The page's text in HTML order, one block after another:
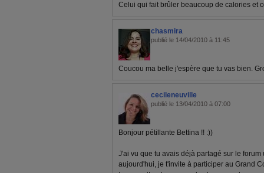
Celui qui fait brûler beaucoup de calories et
chasmira
publié le 14/04/2010 à 11:45
Coucou ma belle j'espère que tu vas bien.
cecileneuville
publié le 13/04/2010 à 07:00
Bonjour pétillante Bettina !! :))
J'ai vu que tu avais déjà partagé sur le
aujourd'hui, je t'invite à participer au Grand